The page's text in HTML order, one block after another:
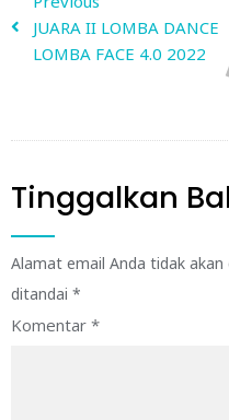
JUARA II LOMBA DANCE
LOMBA FACE 4.0 2022
Tinggalkan
Alamat email Anda tidak akan
ditandai *
Komentar *